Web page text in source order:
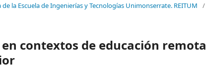
de la Escuela de Ingenierías y Tecnologías Unimonserrate. REITUM
/
contextos de educación remota